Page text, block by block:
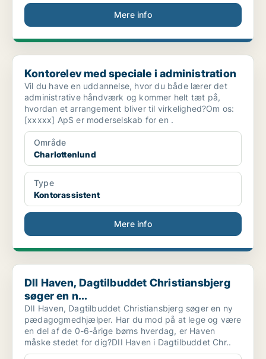
Mere info
Kontorelev med speciale i administration
Kontorelev med speciale i administration
Vil du have en uddannelse, hvor du både lærer det
administrative håndværk og kommer helt tæt på,
hvordan et arrangement bliver til virkelighed?Om os:
[xxxxx] ApS er moderselskab for en .
Område
Charlottenlund
Type
Kontorassistent
Mere info
DII Haven, Dagtilbuddet Christiansbjerg søger en n...
DII Haven, Dagtilbuddet Christiansbjerg
søger en n...
DII Haven, Dagtilbuddet Christiansbjerg søger en ny
pædagogmedhjælper. Har du mod på at lege og være
en del af de 0-6-årige børns hverdag, er Haven
måske stedet for dig?DII Haven i Dagtilbuddet Chr..